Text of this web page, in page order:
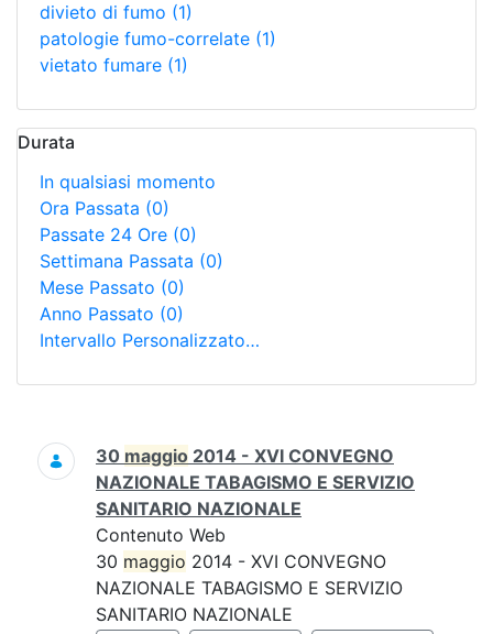
divieto di fumo (1)
patologie fumo-correlate (1)
vietato fumare (1)
Durata
In qualsiasi momento
Ora Passata (0)
Passate 24 Ore (0)
Settimana Passata (0)
Mese Passato (0)
Anno Passato (0)
Intervallo Personalizzato…
Ricerca
30 maggio 2014 - XVI CONVEGNO
NAZIONALE TABAGISMO E SERVIZIO
SANITARIO NAZIONALE
Contenuto Web
30 maggio 2014 - XVI CONVEGNO
NAZIONALE TABAGISMO E SERVIZIO
SANITARIO NAZIONALE